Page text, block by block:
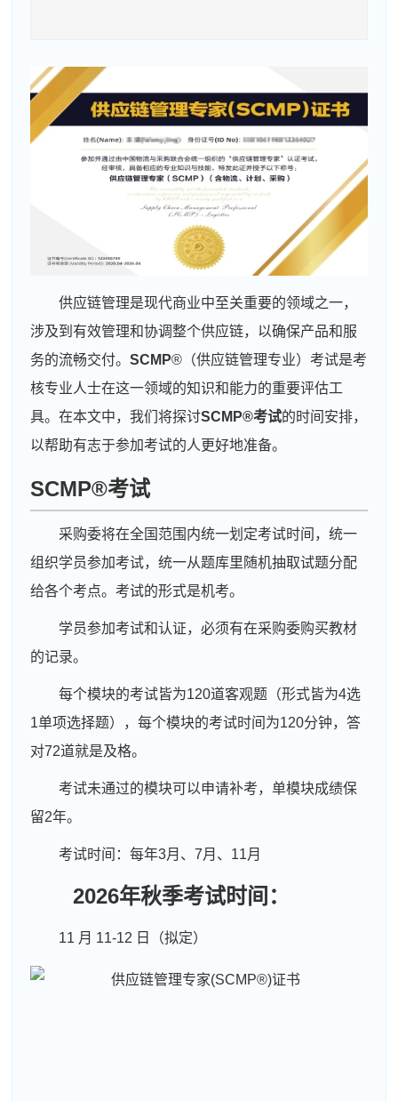
供应链管理是现代商业中至关重要的领域之一，
涉及到有效管理和协调整个供应链，以确保产品和服
务的流畅交付。SCMP®（供应链管理专业）考试是考
核专业人士在这一领域的知识和能力的重要评估工
具。在本文中，我们将探讨SCMP®考试的时间安排，
以帮助有志于参加考试的人更好地准备。
SCMP®考试
采购委将在全国范围内统一划定考试时间，统一
组织学员参加考试，统一从题库里随机抽取试题分配
给各个考点。考试的形式是机考。
学员参加考试和认证，必须有在采购委购买教材
的记录。
每个模块的考试皆为120道客观题（形式皆为4选
1单项选择题），每个模块的考试时间为120分钟，答
对72道就是及格。
考试未通过的模块可以申请补考，单模块成绩保
留2年。
考试时间：每年3月、7月、11月
2026年秋季考试时间：
11 月 11-12 日（拟定）